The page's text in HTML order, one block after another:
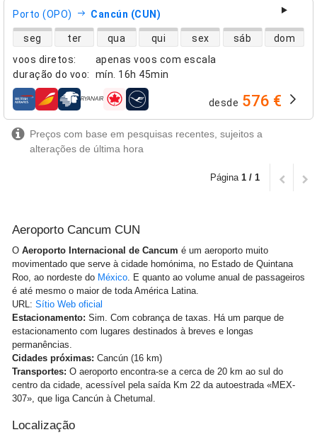
Porto (OPO) Cancún (CUN)
voos diretos:
apenas voos com escala
duração do voo: mín. 16h 45min
disponibilidade de voos diretos
seg ter qua qui sex sáb dom
companhias aéreas desde 576 €
Preços com base em pesquisas recentes, sujeitos a
alterações de última hora
Página 1 / 1
Aeroporto Cancum CUN
O Aeroporto Internacional de Cancum é um aeroporto muito
movimentado que serve à cidade homónima, no Estado de Quintana
Roo, ao nordeste do México . E quanto ao volume anual de passageiros
é até mesmo o maior de toda América Latina.
URL: Sítio Web oficial
Estacionamento: Sim. Com cobrança de taxas. Há um parque de
estacionamento com lugares destinados à breves e longas
permanências.
Cidades próximas: Cancún (16 km)
Transportes: O aeroporto encontra-se a cerca de 20 km ao sul do
centro da cidade, acessível pela saída Km 22 da autoestrada «MEX-
307», que liga Cancún à Chetumal.
Localização